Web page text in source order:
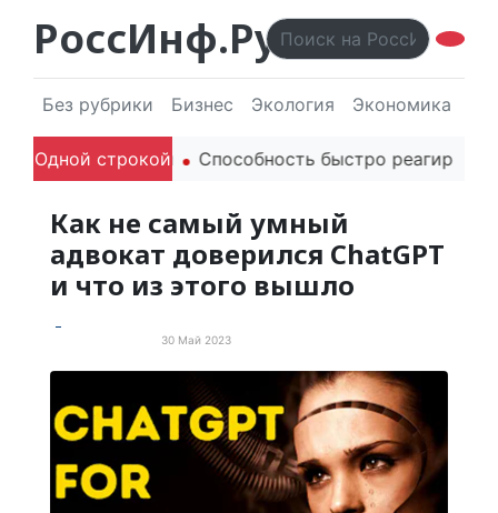
РоссИнф.Ру
Без рубрики Бизнес Экология Экономика
Одной строкой
в речи Способность быстро реагировать
Как не самый умный
адвокат доверился ChatGPT
и что из этого вышло
30 Май 2023